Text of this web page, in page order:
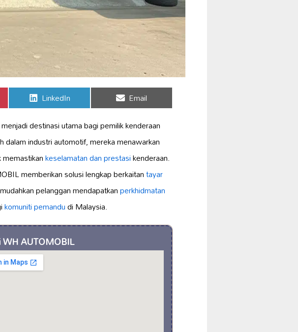
Share
on
LinkedIn Share
on
Email
destinasi utama bagi pemilik kenderaan
dalam industri automotif, mereka menawarkan
keselamatan dan prestasikenderaan.
memberikan solusi lengkap berkaitantayar
pelanggan mendapatkanperkhidmatan
komuniti pemandudi Malaysia.
WH AUTOMOBIL